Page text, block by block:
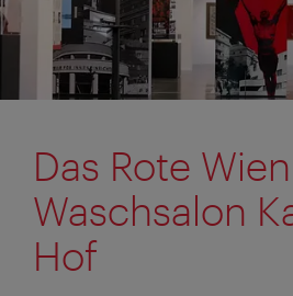
Das Rote
Waschsalon
Hof